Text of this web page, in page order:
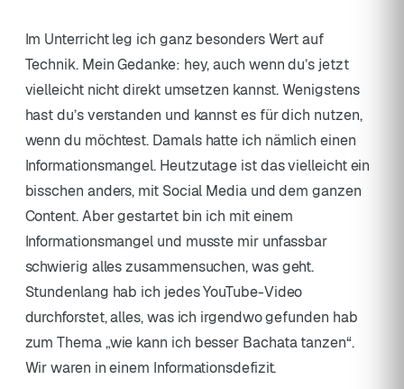
Im Unterricht leg ich ganz besonders Wert auf
Technik. Mein Gedanke: hey, auch wenn du’s jetzt
vielleicht nicht direkt umsetzen kannst. Wenigstens
hast du’s verstanden und kannst es für dich nutzen,
wenn du möchtest. Damals hatte ich nämlich einen
Informationsmangel. Heutzutage ist das vielleicht ein
bisschen anders, mit Social Media und dem ganzen
Content. Aber gestartet bin ich mit einem
Informationsmangel und musste mir unfassbar
schwierig alles zusammensuchen, was geht.
Stundenlang hab ich jedes YouTube-Video
durchforstet, alles, was ich irgendwo gefunden hab
zum Thema „wie kann ich besser Bachata tanzen“.
Wir waren in einem Informationsdefizit.